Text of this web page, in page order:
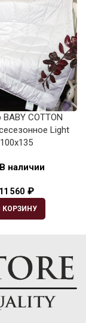
COTTON
Light
100х135
В наличии
11 560 ₽
КОРЗИНУ